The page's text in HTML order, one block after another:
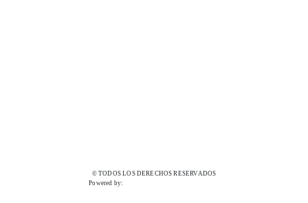
© TODOS LOS DERECHOS RESERVADOS
Powered by: